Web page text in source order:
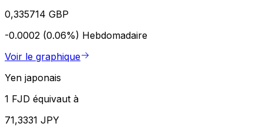
0,335714 GBP
-0.0002 (0.06%) Hebdomadaire
Voir le graphique
Yen japonais
1 FJD équivaut à
71,3331 JPY